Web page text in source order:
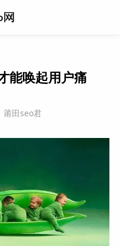
能唤起用户痛
莆田seo君